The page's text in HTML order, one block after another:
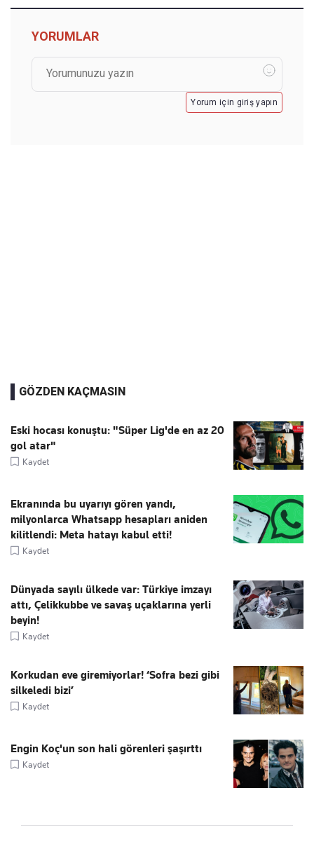
YORUMLAR
Yorum için giriş yapın
GÖZDEN KAÇMASIN
Eski hocası konuştu: "Süper Lig'de en az 20
gol atar"
Kaydet
Ekranında bu uyarıyı gören yandı,
milyonlarca Whatsapp hesapları aniden
kilitlendi: Meta hatayı kabul etti!
Kaydet
Dünyada sayılı ülkede var: Türkiye imzayı
attı, Çelikkubbe ve savaş uçaklarına yerli
beyin!
Kaydet
Korkudan eve giremiyorlar! ‘Sofra bezi gibi
silkeledi bizi’
Kaydet
Engin Koç'un son hali görenleri şaşırttı
Kaydet